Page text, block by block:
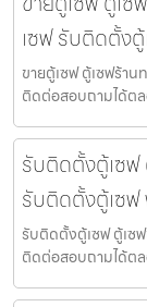
เซฟ รับติดตั้ง
ขายตู้เซฟ ตู้เซฟร้า
ติดต่อสอบถามได้ตล
รับติดตั้งตู้เซฟ
รับติดตั้งตู้เซ
รับติดตั้งตู้เซฟ ตู้เซ
ติดต่อสอบถามได้ต